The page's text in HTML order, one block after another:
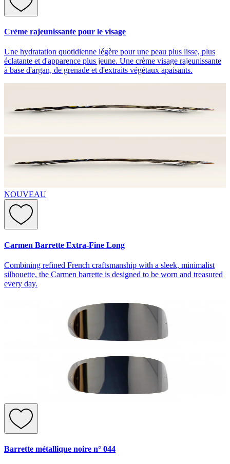
Crème rajeunissante pour le visage
Une hydratation quotidienne légère pour une peau plus lisse, plus
éclatante et d'apparence plus jeune. Une crème visage rajeunissante
à base d'argan, de grenade et d'extraits végétaux apaisants.
NOUVEAU
Carmen Barrette Extra-Fine Long
Combining refined French craftsmanship with a sleek, minimalist
silhouette, the Carmen barrette is designed to be worn and treasured
every day.
Barrette métallique noire n° 044